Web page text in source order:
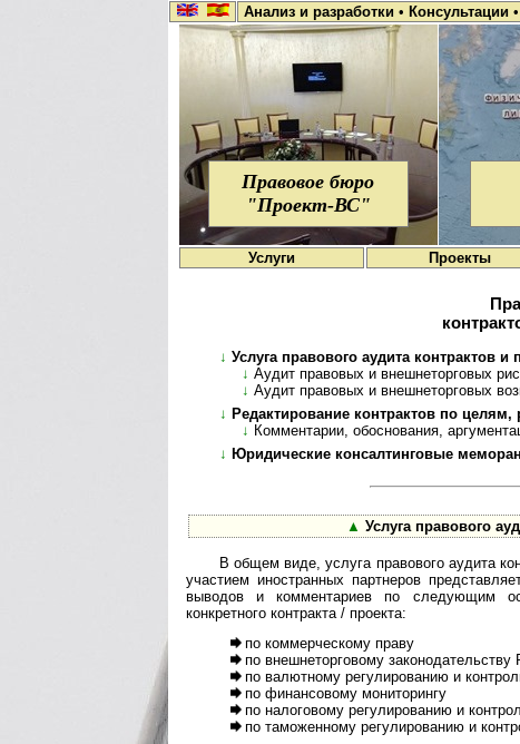
Анализ и разработки • Консультации •
Правовое бюро
"Проект-ВС"
Услуги Проекты
↓ Услуга правового аудита контрактов и
↓ Аудит правовых и внешнеторговых
↓ Аудит правовых и внешнеторговых
↓ Редактирование контрактов по
↓ Комментарии, обоснования,
↓ Юридические консалтинговые
▲ Услуга правового
В общем виде, услуга правового аудита
участием иностранных партнеров
выводов и комментариев по следующим
конкретного контракта / проекта:
по коммерческому праву
по внешнеторговому законодательству
по валютному регулированию и
по финансовому мониторингу
по налоговому регулированию и
по таможенному регулированию и